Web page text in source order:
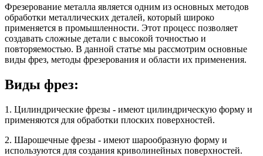
Фрезерование металла является одним из основных методов
обработки металлических деталей, который широко
применяется в промышленности. Этот процесс позволяет
создавать сложные детали с высокой точностью и
повторяемостью. В данной статье мы рассмотрим основные
виды фрез, методы фрезерования и области их применения.
Виды фрез:
1. Цилиндрические фрезы - имеют цилиндрическую форму и
применяются для обработки плоских поверхностей.
2. Шарошечные фрезы - имеют шарообразную форму и
используются для создания криволинейных поверхностей.